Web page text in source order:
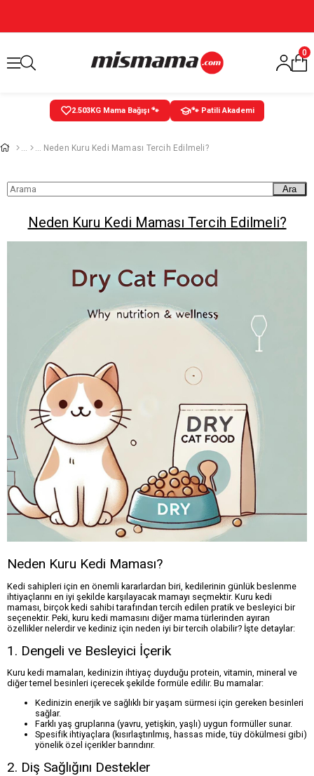
0
2.503KG Mama Bağışı 🐾 🐾 Patili Akademi
Neden Kuru Kedi Maması Tercih Edilmeli?
Ara
Neden Kuru Kedi Maması Tercih Edilmeli?
Neden Kuru Kedi Maması?
Kedi sahipleri için en önemli kararlardan biri, kedilerinin günlük beslenme
ihtiyaçlarını en iyi şekilde karşılayacak mamayı seçmektir. Kuru kedi
maması, birçok kedi sahibi tarafından tercih edilen pratik ve besleyici bir
seçenektir. Peki, kuru kedi mamasını diğer mama türlerinden ayıran
özellikler nelerdir ve kediniz için neden iyi bir tercih olabilir? İşte detaylar:
1. Dengeli ve Besleyici İçerik
Kuru kedi mamaları, kedinizin ihtiyaç duyduğu protein, vitamin, mineral ve
diğer temel besinleri içerecek şekilde formüle edilir. Bu mamalar:
Kedinizin enerjik ve sağlıklı bir yaşam sürmesi için gereken besinleri
sağlar.
Farklı yaş gruplarına (yavru, yetişkin, yaşlı) uygun formüller sunar.
Spesifik ihtiyaçlara (kısırlaştırılmış, hassas mide, tüy dökülmesi gibi)
yönelik özel içerikler barındırır.
2. Diş Sağlığını Destekler